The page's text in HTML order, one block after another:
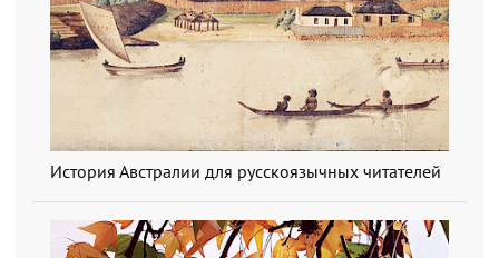
История Австралии для русскоязычных читателей